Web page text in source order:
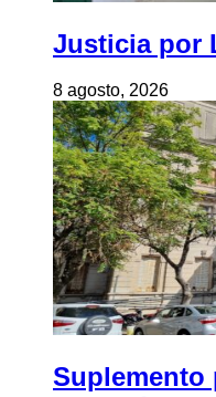
Justicia por
8 agosto, 2026
Suplemento